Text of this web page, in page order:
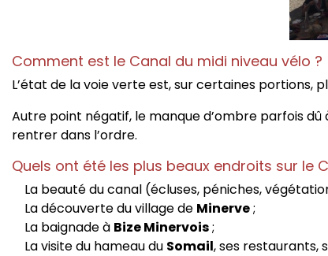
Comment est le Canal du midi niveau vélo ?
L’état de la voie verte est, sur certaines portions,
Autre point négatif, le manque d’ombre parfois
rentrer dans l’ordre.
Quels ont été les plus beaux endroits sur le
La beauté du canal (écluses, péniches,
La découverte du village de Minerve;
La baignade à Bize Minervois;
La visite du hameau du Somail, ses restaurants,